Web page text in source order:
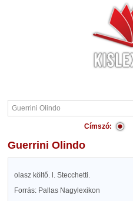
Címszó:
Guerrini Olindo
olasz költő. l. Stecchetti.
Forrás: Pallas Nagylexikon